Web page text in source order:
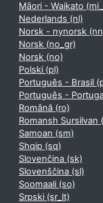
Māori - Waikato
Nederlands ‎(nl)‎
Norsk - nynorsk
Norsk ‎(no_gr)‎
Norsk ‎(no)‎
Polski ‎(pl)‎
Português - Brasil
Português -
Română ‎(ro)‎
Romansh Sursilvan
Samoan ‎(sm)‎
Shqip ‎(sq)‎
Slovenčina ‎(sk)‎
Slovenščina ‎(sl)‎
Soomaali ‎(so)‎
Srpski ‎(sr_lt)‎